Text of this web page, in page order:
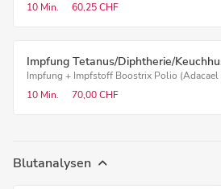
10 Min.
60,25 CHF
Impfung Tetanus/Diphtherie/
Impfung + Impfstoff Boostrix Polio
10 Min.
70,00 CHF
Blutanalysen